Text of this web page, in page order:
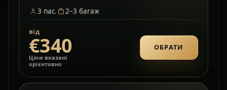
3 пас. 2–3 багаж
від
€340
Ціни вказані
орієнтовно
ОБРАТИ